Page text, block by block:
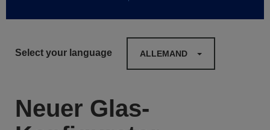
Select your language ALLEMAND
Neuer Glas-